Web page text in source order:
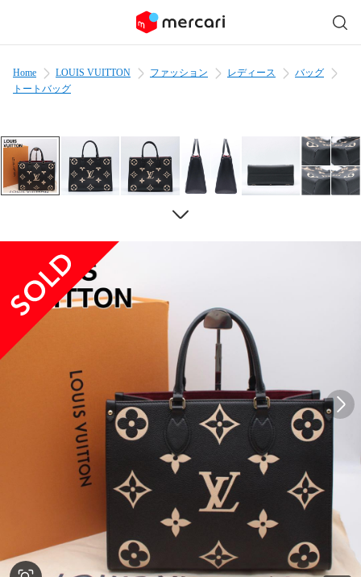
Home LOUIS VUITTON ファッション レディース
バッグ
トートバッグ